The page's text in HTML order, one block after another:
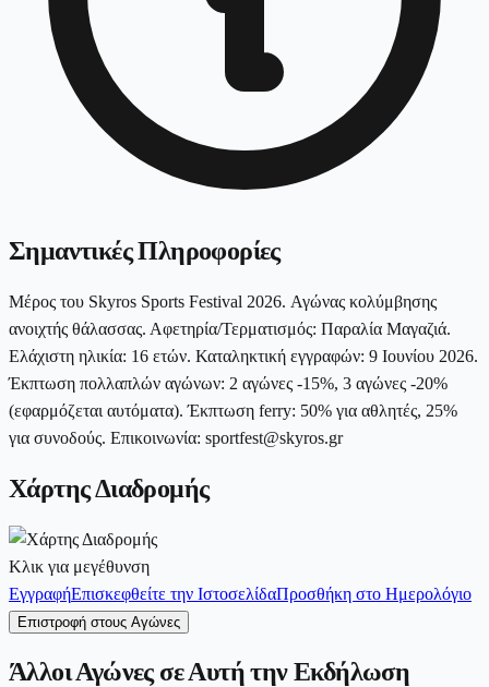
Σημαντικές Πληροφορίες
Μέρος του Skyros Sports Festival 2026. Αγώνας κολύμβησης
ανοιχτής θάλασσας. Αφετηρία/Τερματισμός: Παραλία Μαγαζιά.
Ελάχιστη ηλικία: 16 ετών. Καταληκτική εγγραφών: 9 Ιουνίου 2026.
Έκπτωση πολλαπλών αγώνων: 2 αγώνες -15%, 3 αγώνες -20%
(εφαρμόζεται αυτόματα). Έκπτωση ferry: 50% για αθλητές, 25%
για συνοδούς. Επικοινωνία: sportfest@skyros.gr
Χάρτης Διαδρομής
Κλικ για μεγέθυνση
ΕγγραφήΕπισκεφθείτε την ΙστοσελίδαΠροσθήκη στο Ημερολόγιο
Επιστροφή στους Αγώνες
Άλλοι Αγώνες σε Αυτή την Εκδήλωση